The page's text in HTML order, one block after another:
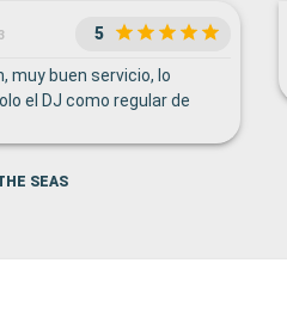
5
muy buen servicio, lo
el DJ como regular de
SEAS